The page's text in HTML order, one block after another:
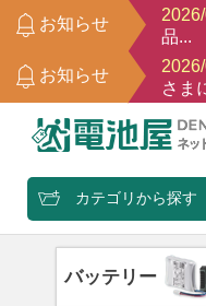
お知らせ
品...
お知らせ
さま
バッテリー